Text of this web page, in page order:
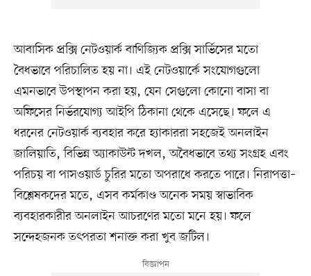
আবাসিক প্রক্সি নেটওয়ার্ক বাণিজ্যিক প্রক্সি সার্ভিসের মতো
বৈধভাবে পরিচালিত হয় না। এই নেটওয়ার্কে সংযোগগুলো
এমনভাবে উপস্থাপন করা হয়, যেন সেগুলো কোনো বাসা বা
অফিসের নির্ভরযোগ্য আইপি ঠিকানা থেকে এসেছে। ফলে এ
ধরনের নেটওয়ার্ক ব্যবহার করে হ্যাকাররা সহজেই অনলাইন
জালিয়াতি, বিভিন্ন অ্যাকাউন্ট দখল, অবৈধভাবে তথ্য সংগ্রহ এবং
পরিচয় বা পাসওয়ার্ড চুরির মতো অপরাধে করতে পারে। নিরাপত্তা–
বিশ্লেষকদের মতে, এসব কর্মকাণ্ড অনেক সময় স্বাভাবিক
ব্যবহারকারীর অনলাইন আচরণের মতো মনে হয়। ফলে
সন্দেহজনক তৎপরতা শনাক্ত করা খুব জটিল।